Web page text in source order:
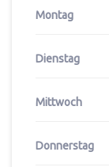
Montag
Dienstag
Mittwoch
Donnerstag